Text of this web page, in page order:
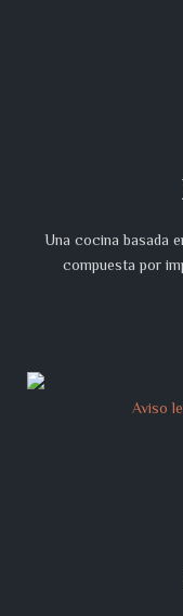
Una cocina basada
compuesta por
Aviso